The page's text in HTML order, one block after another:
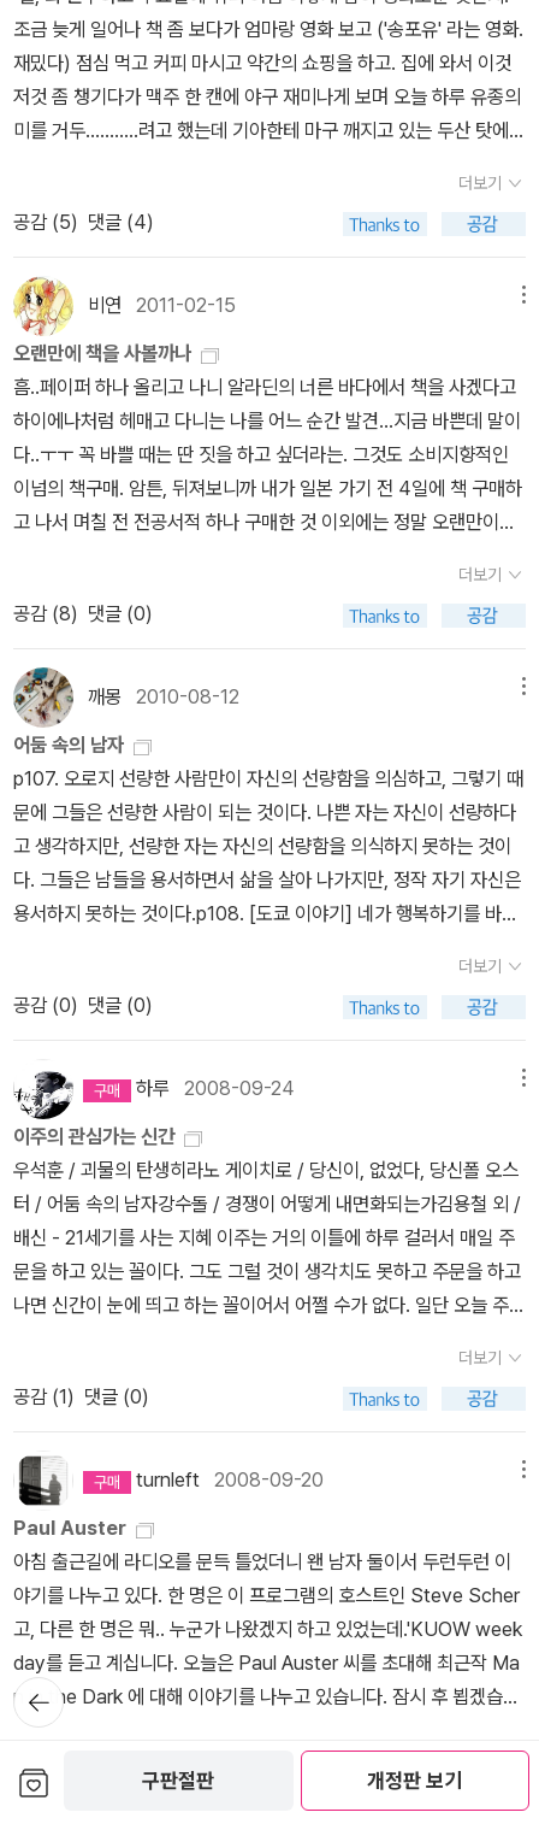
구판절판 개정판 보기
를 핑핑 돌려야 하는 탐정물을 상당히 좋아하고 많이 읽었는데, 어느
순간 부터 그 보다 약한 추리에 감성위주인 글에 더 많은 시선을 보냈
다. 그래서 수 많은 칭찬글에도 넘겨버렸던 엘러리 퀸의 작품들.잡히
는 대로 읽다보니 순서가 거꾸로되어 [드루리 레인 최후의 사건] 부터
읽어 버렸지만, 이번에 엘러리 퀸의 <비극시리즈>를 계기로 다시 한
쓰메 소세키 전집' 제법 마음에 들어서 이번에 데려온 두 아이.이러다
나를 위해 눈 꼭 감고 주머니 털겠쓰~ 타 작가의 에세이를 읽다가 그
가 방문했던 곳중에 소세키 산방 서재 관련 글을 읽으면서 더 궁금해
진 글 [마음].마침 요란하지 않고 은근한 분위기의 표지부터 호감인
현암사판이 눈에 띄여 데려왔다. 조금씩 넘겨보다가 전해지는 그의
마음. ˝---사랑의 만족을 맛본 사람한테서는 좀 더 따뜻한 말이 나오
는 법이거든. 하지만...., 하지만 사랑은 죄악이네. 알고 있나?˝- [마
음] p45 본문 대화중에서.어딘지 공허함이 느껴지는 저 말은 뭘
까? [마음] 에는 쓸쓸함이 있고, 외로움이 있으며, 공허와 허무도
따라 뒤죽박죽 변화하는 이해, 그 뒤섞인 마음이 오히려 더 재미있는
[도련님]http://blog.aladin.co.kr/777888186/10065146
심윤서 [우애수]노란 구판 소장중이라 ' 애장판 '이라는 이름의
책을 구매할 필요는 없었으나, 차분하고 안정적인 심윤서 작가의 글
을 좋아하는데, 마침 구판은 꼬질꼬질하고 낡아서 양장판으로 나온
이번 ' 애장판 ' 구매.덤으로 한번더 읽어 주기~ 나는 외전에 나오는
짧은 이야기가 본편보다 더 짠하더만. 초록으로 초판 딱지를 ㅎㅎㅎ
어차피 판권에 초판이라 인쇄되었을 텐데 굳이.? 최준서 [사랑도
처방이 되나요?]충동 구매한 글.카페에서 처음으로 로맨스 소설 읽는
분을 발견 ~ 반가운 마음에 살짝 제목을 엿봤더니 <사랑도 처방이
되나요?> 였다. 궁금함에 후다닥 이웃 블로그 방문해서 검색해보
니 리뷰가 흥미로워서 덜컥 구매했는데.... 배송중~ 알림 뜨고 우연
읽어보고 내가 스스로 해보자. 반해수 [불러줘]종이책 출간 초
당시 책상위에 쌓아놓고 읽지않은 글이 많아서 미루다가 잊고 있었는
데, 우연찮게 이번에 구매.남주가 그렇게 매력적이라고 하더만 정
말? 내가 직접 읽어본 후 판단하겠쓰~~~ 흠... 나는 일단 주먹들
이야기 안 좋아한다. 한때 홍콩영화와 더불어 ' 의리 '를 강조하며, 부
당한 권력에 맞서고 약자의 편에 서는 ' 절대로 불가능한 미화된 주먹
' 이야기에 열광 한적은 있었지만, 나이를 먹음과 동시에 판타지가 없
음을 깨달아서 일까? 싫어하는 뒷 세계의 남자라서 일까?처음부
처럼 대사까지 곱씹을 정도로 좋지는 않았다. 내 취향에 상관없이 재
미있게 읽기는 잘했으나~ ' best ' 는 아니다. 초반에 그들의 사연 속
으로 끌어들이는 부분이 좋았고, 어떻게든 시선을 붙잡아 보려고 노
력하는 남자의 노력이 빛나는 중반까지 내게는 좋았던 글이다. 안
테 [나쁜관계2]안테 작가의 글이 조금씩 에로틱해 간다. 웹소설로
현재 읽고 있는 글도 그렇고... 그래서 싫으냐고? 전혀~ 딱 내 취향
~<나쁜관계>는 이미 연재하며 공개된 웹소설 인데, 읽을 당시에도
충분히 좋았지만, 이왕 보여줄거 확~ ? 종이책으로 출간되며 19금
으로 바뀐 지금도 괜찮네.판타지적 설정 때문에 [너에게로 중독]이 더
취향이긴 하지만, 자꾸 로맨스 작가로의 레벨이 오르는 작가.이번엔
그냥 로맨스 인줄 알았는데, [그 여자의 XX] 뭔가 스릴러 적인 연재작
도 대 기대중~ 2권도 역시나 2중 표지~ 유한려 [인소의 법
칙 7] 완결되면 읽으려고 꾸준히 구매하는데, 대충 훝어봐서는 가벼
운 글 같은데 너무 길게 끄는것 같아서6권부터는 구매가 자꾸 망설여
조금 늦게 일어나 책 좀 보다가 엄마랑 영화 보고 ('송포유' 라는 영화.
재밌다) 점심 먹고 커피 마시고 약간의 쇼핑을 하고. 집에 와서 이것
저것 좀 챙기다가 맥주 한 캔에 야구 재미나게 보며 오늘 하루 유종의
미를 거두...........려고 했는데 기아한테 마구 깨지고 있는 두산 탓에
말 감독의 용병술이 맘에 안 들어서 미춰버릴 것만 같다는 말 정도
만. 최근에 재미난 책들을 읽었다. 내가 좋아라 하는 폴 오스터의 <선
셋파크>와 지금 읽고 있는 위화의 <사람의 목소리는 빛보다 멀리 간
다>. 소녀의 이름은 필라 산체스였다. 그는 여섯 달 전 5월 중순 어
느 토요일 늦은 오후, 공원에서 순전히 우연으로, 있을 법하지 않은 만
남 중에서도 가장 있을 법하지 않은 식으로 그녀를 만났다. 필라는 잔
디밭에 앉아 책을 읽고 있었고 그 역시 3미터도 떨어지지 않은 거리
에 앉아 책을 읽고 있었는데, 우연히도 그녀와 같은 책을 읽고 있었다.
똑같은 페이퍼백 <위대한 개츠비>였다. 그는 아버지한테서 열여섯
살 생일 선물로 그 책을 받은 후로 세 번째 읽고 있는 중이었다. 책 속
에 푹 빠져 주변은 완전히 잊고 20~30분쯤 앉아 있다 보니 갑자기
누군가의 웃음소리가 들렸다. 소리 나는 쪽을 돌아본 그는 자기를 향
해 웃으며 자기 책 제목을 손가락으로 가리키고 있는 그녀의 모습을
간에 <위대한 개츠비>라니. 넘 멋지지 않은가. 주인공 마일즈와 주변
인물들의 어쩌면 대단히 고통스러운 인생의 어느 고비들 속에서 나름
의 방법으로 해결해가는 이야기들. 마지막 대목에 보면, 사실 또 다른
고난이 시작되는 것을 알 수 있지만, 그러나 이번은 이전과는 달리 잘
해결할 수 있으리라는 믿음을 부여하는 작품. 폴 오스터의 글을 읽노
라면, 엄청난 글이다 라는 생각보다는 이 작가 참 흡인력 있구나 뒷 이
야기를 궁금하게 만드는 작가구나 라는 생각을 많이 하게 된다. 그래
서 다른 베스트셀러 작가들과는 좀 다른 랭킹을 주고 있는 사람이다,
욕 3부작>, <기록실로의 여행>, <달의 궁전> 그리고 영어책으로 <
빨간 공책 (Red Notebook)>을 읽은 것 같다. 대부분 나를 실망시
키지 않은 작품들이었다. 그래서인지 폴 오스터의 책이 나오면 무조
건 보관함에 넣는 버릇이 생긴 것 같다.. 위화는 <허삼관 매혈기>
가 최고였다. 몇 번 얘기했었지만, 난 이 책을 읽고 나서 주변 여러 사
람에게 선물했었다. 그리고 십년 만에 <형제>가 나왔을 때 두 번 생
각 안 하고 샀다. 그런데 실망. <허삼관 매혈기> 만한 흡인력이 없었
다, 내게는. 그 외에도 여러 책을 샀지만, 대부분 인상에 남지 않았었
다. 그래서 이 에세이집이 나왔을 때 조금 망설였었지만, 혹시나 해서
샀더랬다. 그게 2012년이었지 아마. 미루고 미루다가 그제인가 문득
노란 표지의 책이 눈에 띄여 손에 들고 읽기 시작했다. 아. 괜챦다. 지
로 열 개의 단어를 중심으로 중국을 조망하는 글이
점점 다가가고 있을 때쯤 갑자기 뜨거운 물결이 어둠 속에서 용솟음
기는 더욱 강렬해졌다. 이어서 아주 멀리서 노랫소리가 들려왔다. 곧
이어 아주 멀리서 수많은 등불이 반짝이는 모습이 보였다. 그리고 다
시 놀라운 광경이 펼쳐졌다. 뜨거운 물결이 빠른 속도로 다가오더니
후자러우 입체교차로가 등불 빛으로 환해졌다. 다리 위는 물론 다리
아래까지 만 명이 넘는 사람들이 모여 그곳을 지키고 있었던 것이다.
그들은 가슴 가득 격정을 품은 채 밤하늘 아래서 소리 높여 국가를 부
르고 있었다. (...중략...)이는 내 삶에서 가장 중요한 순간이었다. 그
전까지 나는 빛이 사람들의 목소리보다 더 멀리 전달된다고, 또 사람
의 목소리는 사...람의 몸보다 에너지를 더 멀리 전달한다고 믿고 있었
다. 그러나 스물아홉 살이던 그 밤에 나는 내가 잘못 알고 있었다는 것
을 깨달았다. 인민이 단결할 때 그들의 목소리는 빛보다 더 멀리 전달
더보기
공감 (5) 댓글 (4)
비연 2011-02-15
오랜만에 책을 사볼까나
흠..페이퍼 하나 올리고 나니 알라딘의 너른 바다에서 책을 사겠다고
하이에나처럼 헤매고 다니는 나를 어느 순간 발견...지금 바쁜데 말이
다..ㅜㅜ 꼭 바쁠 때는 딴 짓을 하고 싶더라는. 그것도 소비지향적인
이넘의 책구매. 암튼, 뒤져보니까 내가 일본 가기 전 4일에 책 구매하
고 나서 며칠 전 전공서적 하나 구매한 것 이외에는 정말 오랜만이라
교보문고도 들르는데 살 책이나 골라봐야겠다 하고는 지금 서재질
중. 푸힛! 폴 오스터라니! 당장 사봐야겠다는 생각이 드는 건 나만이
아닐 거다. 대부분이 비슷하겠지만 내가 폴 오스터에게 반했던 작품
은 <달의 궁전>. 이 작품을 읽고 나서 폴 오스터의 책을 몇 권 더 읽기
로 결심한 기억이 난다. 미국사람의 책을 그닥 좋아하지는 않는 나이
지만, 이 사람의 책은 뭐랄까. 상당히 미국적이면서도 내치지 못하는
어떤 매력이 있다. 사람을 끌어당기는 분위기. 이색적인 소재와 그것
을 맛깔스럽게 풀어내는 솜씨하며. 진정 소설가로구나 라는 생각이
들 정도로 말이다. 이야기속의 이야기 형태라는데. 폴 오스터가 즐겨
쓰는 기법이기도 하지만. 긴 시간을 넘나드는 이야기라니 더욱 흥미
가 생긴다. 뉴욕타임즈에서 '이 소설은 최고 수준의 현대 미국작품이
다' 라고 평했다고 하니 꼭 읽어봐야 하지 않겠는가. 폴 오스터의 번역
된 작품들..오오오오. 많구나. 여기에서 <달의 궁전>. <뉴욕3부작>,
런가보다..ㅜ) 이윤기님의 유작이 된 책이다. 실제로 존재했던 그리스
와 로마의 영웅들에 대한 이야기라. 그 전의 신화 속 인물들을 주제로
삼았던 것과는 사뭇 다를 수 있을 것 같다. 나는 기실, 이윤기님의 번
역작품을 더 좋아한다. 그 촘촘하고 짜임새있고 전문적인 번역솜씨
란. 방금 내가 페이퍼를 올렸던 움베르토 에코의 글들도 이윤기님의
번역이었기에 더욱 좋았는 지 모른다. 번역을 잘 한다는 것과 글을 잘
쓴다는 것은 조금 다른 차원의 일일 수도 있겠으나 이윤기님의 지속
배경에서 일어났던 혹은 상상되었던 일들을 통해 현대를 조망하는 그
작업. 정말 더 살아계서서 많은 일들을 하셨어야 하는데 다시금 너무
아깝고 아쉽다는 생각이 든다. 나는 공지영이라는 작가를 좋아하지
않는다. 그러나 좋아하기도 한다. 이게 뭔 말이냐. 사실 그녀의 첫 작
품들은 별로다. 여러 권 읽어보았지만 문제의식은 돋보였으나 글의
구성 등은 나의 취향은 아니었다. 그래서 잘 안 보게 되는 소설가 중의
하나였는데...날이 갈수록 발전해가는 모습은 좋다. 요즘에 나오는 책
들은 오히려 솔직해지고 오히려 문제의식이라는 가식을 조금 벗어던
진, 진솔한 인간의 내면에 충실하려고 하는 부분이 보여서 좋아지고
있다... 누구든 첨부터 좋아지지 않을 수 있다. 노력하는 모습, 그래서
나아지는 모습, 나이가 들면서 진일보하는 모습..이런 것들이 더 큰 매
번 꼭 읽어봐야지 하고 있었다. 경향신문에 연재한 에세이를 모은 책
인데, 지리산에 만들어진 행복학교의 면면을 이야기하고 있는 글들이
더보기
공감 (8) 댓글 (0)
깨몽 2010-08-12
어둠 속의 남자
p107. 오로지 선량한 사람만이 자신의 선량함을 의심하고, 그렇기 때
문에 그들은 선량한 사람이 되는 것이다. 나쁜 자는 자신이 선량하다
고 생각하지만, 선량한 자는 자신의 선량함을 의식하지 못하는 것이
다. 그들은 남들을 용서하면서 삶을 살아 나가지만, 정작 자기 자신은
용서하지 못하는 것이다.p108. [도쿄 이야기] 네가 행복하기를 바라,
한여주인공)는 자신의 인생의 무게를 이기지 못하고 무너져 내린다.
네가 행복하기를 바라. 그녀가 계속 흐느껴 우는 동안, 노인은 장면이
끝나기 전에 한마디 더 한다. 이상한 일이야, 그는 믿어지지 않는다는
듯이 말한다. 우리 자식도 많은데 정작 우리에게 많은 도움을 준 건 너
야.p197. 그녀는 미소를 지으며 아무것도 생각하지 않는다는 거야.
그녀의 존재가 갑자기 텅 비어 버리면서 자기 자신과 세상에 대한 끈
을 놓아 버리는 거야.p201. 어느 날 오후 집으로 돌아오기 위해 거리
를 걸어가던 중 갑작스런 환희가 그녀의 내부에서 솟구쳤대, 형언하
기 어려운 압도적 환희. 그녀는 그렇게 말했어. 온 우주가 갑자기 내
몸속으로 달려 들어오는 느낌이었어. 그 순간 그녀는 이 세상의 모든
사람들이 서로서로 연결되어 있다고 느꼈대. 그게 그녀가 생각할 수
있는 유일한 말이었던 거야. 신. 유대인의 신도 기독교의 신도 아니고
그 어떤 종교의 신도 아닌. 모든 생명에 활기를 불어넣는 존재로서의
게 말을 걸었대.이 독백, 이 기도, 이 타원 - 그걸 무엇이라고 부르든
간에 - 이 그녀를 위로해 주고, 그녀 자신과 화해하여 균형을 이루게
해주리라 믿었대. 이런 기도가 이미 몇 달째 계속되었으나 내게 얘기
하지 않은 것은 내가 (신에게 의지하여 기도하고 있는) 그녀를 어리석
은 여자로 볼까 봐 두려웠기 때문이래. 내가 그녀보다 훨씬 똑똑하고
또 지성이 높기 때문에 - 이건 그녀의 말이지 내 말이 아니야 - 자신이
신을 발견했다는 사실을 마랗면 무식한 아내에게 껄껄 웃음을 터트리
지나 않을까 걱정했다는 거야. 나는 웃지 않았어. 비록 내가 이교도이
기는 했지만 웃지 않았지. 소니아는 나름대로 생각하는 방식과 행동
하는 방식을 갖고 있는데 내가 누구라고 그녀를 비웃을 수 있겠어.
더보기
공감 (0) 댓글 (0)
하루 2008-09-24
이주의 관심가는 신간
우석훈 / 괴물의 탄생히라노 게이치로 / 당신이, 없었다, 당신폴 오스
터 / 어둠 속의 남자강수돌 / 경쟁이 어떻게 내면화되는가김용철 외 /
배신 - 21세기를 사는 지혜 이주는 거의 이틀에 하루 걸러서 매일 주
문을 하고 있는 꼴이다. 그도 그럴 것이 생각치도 못하고 주문을 하고
나면 신간이 눈에 띄고 하는 꼴이어서 어쩔 수가 없다. 일단 오늘 주문
이 첫번째 타자이다. 드디어 마지막 권이라니 왠지 감개무량이기도
하지만 아쉽기도 하고, 대안경제시리즈에 버금가는 좋은 시리즈를 다
시 꾸준히 써주실 것이라 믿어 의심치 않는다. 다음은 알라딘에서 이
벤트도 하고 있는 히라노 게이치로의 신간 <당신이, 없었다, 당신>
항상 그렇듯 히라노 게이치로의 책은 내용도 모르고 아무것도 모르지
만 일단 읽고 싶게 만드는 그 무언가가 있다. 아마도 전작까지의 기대
에 절대적으로 부응해 주기 때문인지도 모르겠는데 표지가 참 많은
생각을 하게 한다. 내용은 짐작할 수도 없다. 솔직히 말해서. 주문해서
한창 읽고 있는 폴 오스터의 신간 <어둠 속의 남자>는 꽤 솔솔하다.
읽고 있노라면 영화 <스트레인지 덴 픽션>이라는 영화가 떠오르는데
이거 참 기대하고 있는 중이다. 사실 폴 오스터는 <브루클린 풍자극>
지 솔직히 기대반 걱정반. 같이 주문한 강수돌씨의 <경쟁이 어떻게
내면화되는가>는 問라이브러리 시리즈. 이 책을 주문했다가 회사 사
더보기
공감 (1) 댓글 (0)
turnleft 2008-09-20
Paul Auster
아침 출근길에 라디오를 문득 틀었더니 왠 남자 둘이서 두런두런 이
야기를 나누고 있다. 한 명은 이 프로그램의 호스트인 Steve Scher
고, 다른 한 명은 뭐.. 누군가 나왔겠지 하고 있었는데.'KUOW week
day를 듣고 계십니다. 오늘은 Paul Auster 씨를 초대해 최근작 Ma
n in the Dark 에 대해 이야기를 나누고 있습니다. 잠시 후 뵙겠습니
다.'이러는거다. 허걱, 폴 오스터라니. 왜 지금에서야 안게냐. 회사 다
왔는데...잠시 후 폴 오스터가 Man in the Dark 의 일부분을 읽어줬
다. 얼마 듣지는 못했지만 그의 목소리로 그의 작품을 듣는건 꽤나 낭
더보기
공감 ( 댓글 (15)
뒤로가
기